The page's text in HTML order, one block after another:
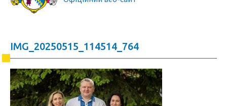
IMG_20250515_114514_764